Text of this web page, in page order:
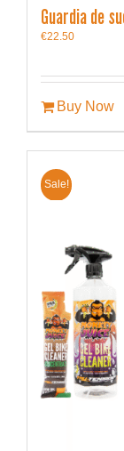
Guardia de
€22.50
Buy Now
Sale!